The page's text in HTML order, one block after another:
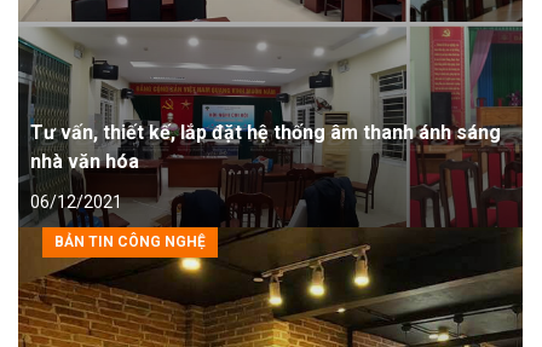
Tư vấn, thiết kế, lắp đặt hệ thống âm thanh ánh sáng
nhà văn hóa
06/12/2021
BẢN TIN CÔNG NGHỆ